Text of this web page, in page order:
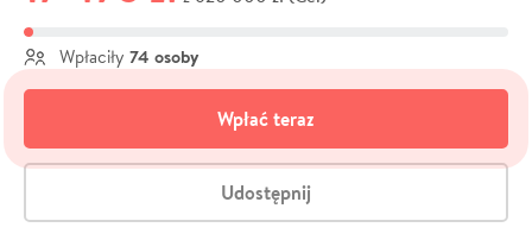
Wpłaciły 74 osoby
Wpłać teraz
Udostępnij